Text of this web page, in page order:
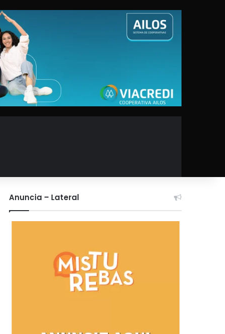
Anuncia – Lateral